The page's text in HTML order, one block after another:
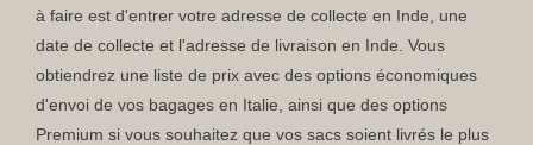
à faire est d'entrer votre adresse de collecte en Inde, une
date de collecte et l'adresse de livraison en Inde. Vous
obtiendrez une liste de prix avec des options économiques
d'envoi de vos bagages en Italie, ainsi que des options
Premium si vous souhaitez que vos sacs soient livrés le plus